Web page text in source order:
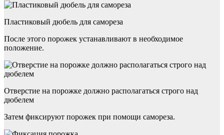
Пластиковый дюбель для самореза
После этого порожек устанавливают в необходимое
положение.
Отверстие на порожке должно располагаться строго над
дюбелем
Затем фиксируют порожек при помощи самореза.